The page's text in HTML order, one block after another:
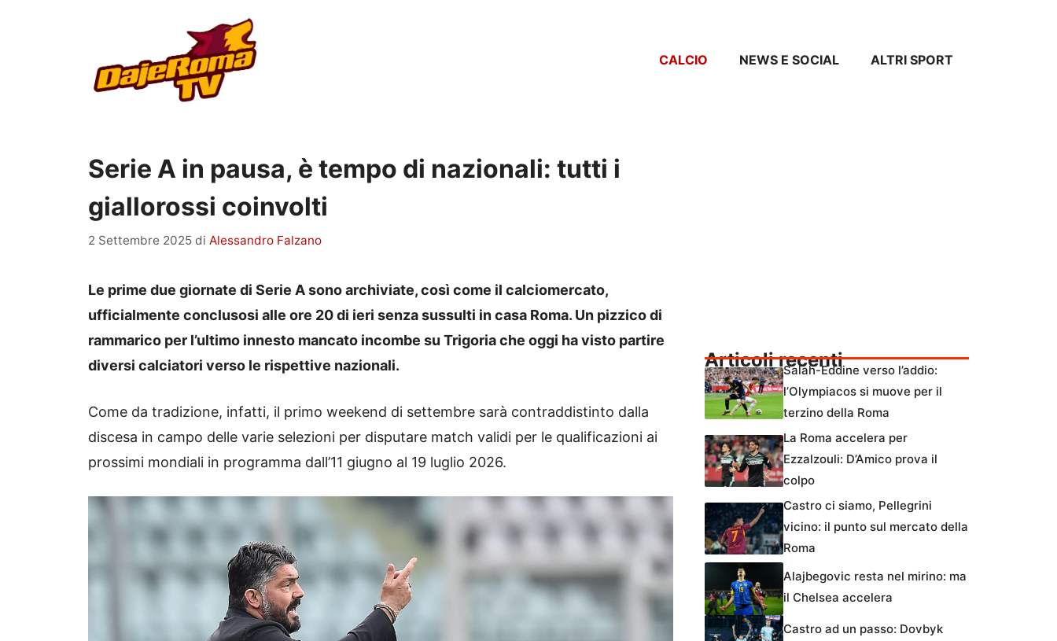
CALCIO NEWS E SOCIAL ALTRI SPORT
Serie A in pausa, è tempo di nazionali: tutti i
giallorossi coinvolti
2 Settembre 2025 di Alessandro Falzano
Le prime due giornate di Serie A sono archiviate, così come il calciomercato,
ufficialmente conclusosi alle ore 20 di ieri senza sussulti in casa Roma. Un pizzico di
rammarico per l’ultimo innesto mancato incombe su Trigoria che oggi ha visto partire
diversi calciatori verso le rispettive nazionali.
Come da tradizione, infatti, il primo weekend di settembre sarà contraddistinto dalla
discesa in campo delle varie selezioni per disputare match validi per le qualificazioni ai
prossimi mondiali in programma dall’11 giugno al 19 luglio 2026.
Articoli recentiSalah-Eddine verso l’addio:
l’Olympiacos si muove per il
terzino della Roma
La Roma accelera per
Ezzalzouli: D’Amico prova il
colpo
Castro ci siamo, Pellegrini
vicino: il punto sul mercato della
Roma
Alajbegovic resta nel mirino: ma
il Chelsea accelera
Castro ad un passo: Dovbyk